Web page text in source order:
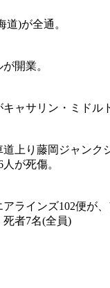
)が全通。
開業。
ャサリン・ミドル
上り藤岡ジャンク
が死傷。
ラインズ102便が
者7名(全員)